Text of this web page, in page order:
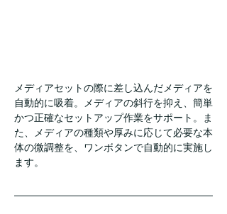
メディアセットの際に差し込んだメディアを
自動的に吸着。メディアの斜行を抑え、簡単
かつ正確なセットアップ作業をサポート。ま
た、メディアの種類や厚みに応じて必要な本
体の微調整を、ワンボタンで自動的に実施し
ます。